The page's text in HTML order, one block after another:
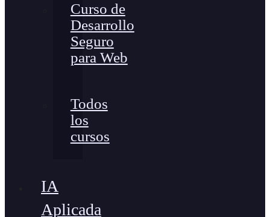
Curso de
Desarrollo
Seguro
para Web
Todos
los
cursos
IA
Aplicada